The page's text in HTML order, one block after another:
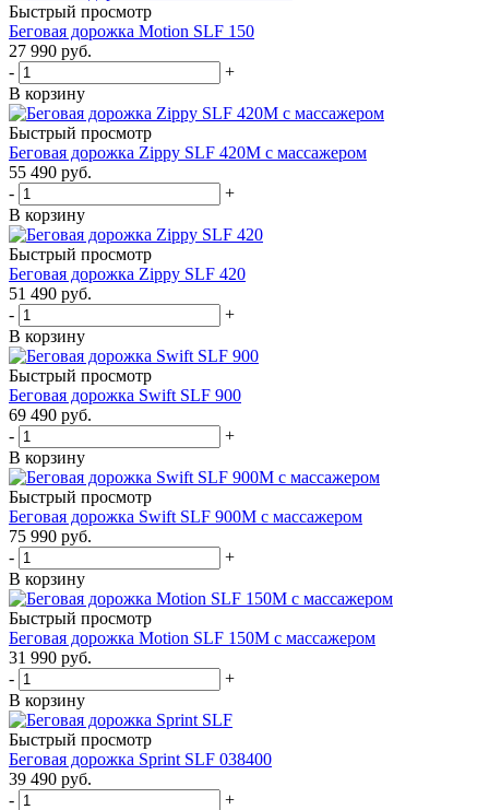
Быстрый просмотр
Беговая дорожка Motion SLF 150
27 990 руб.
-
+
В корзину
Быстрый просмотр
Беговая дорожка Zippy SLF 420М с массажером
55 490 руб.
-
+
В корзину
Быстрый просмотр
Беговая дорожка Zippy SLF 420
51 490 руб.
-
+
В корзину
Быстрый просмотр
Беговая дорожка Swift SLF 900
69 490 руб.
-
+
В корзину
Быстрый просмотр
Беговая дорожка Swift SLF 900M с массажером
75 990 руб.
-
+
В корзину
Быстрый просмотр
Беговая дорожка Motion SLF 150M с массажером
31 990 руб.
-
+
В корзину
Быстрый просмотр
Беговая дорожка Sprint SLF 038400
39 490 руб.
-
+